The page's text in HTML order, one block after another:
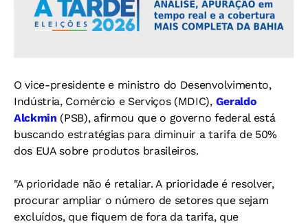
O vice-presidente e ministro do Desenvolvimento,
Indústria, Comércio e Serviços (MDIC), Geraldo
Alckmin (PSB), afirmou que o governo federal está
buscando estratégias para diminuir a tarifa de 50%
dos EUA sobre produtos brasileiros.
"A prioridade não é retaliar. A prioridade é resolver,
procurar ampliar o número de setores que sejam
excluídos, que fiquem de fora da tarifa, que